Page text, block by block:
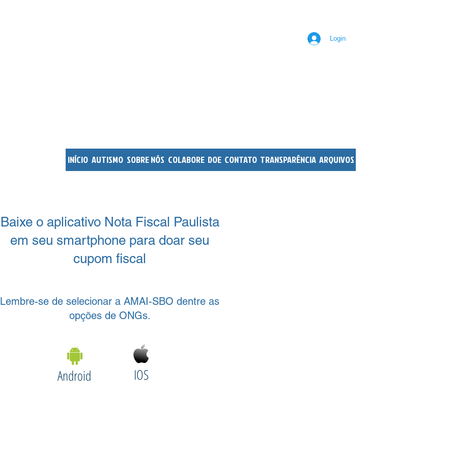
Login
INÍCIO AUTISMO SOBRE NÓS COLABORE DOE CONTATO TRANSPARÊNCIA ARQUIVOS
Baixe o aplicativo Nota Fiscal Paulista
em seu smartphone para doar seu
cupom fiscal
Lembre-se de selecionar a AMAI-SBO dentre as
opções de ONGs.
Android IOS